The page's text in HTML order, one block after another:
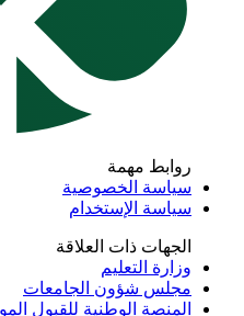
روابط مهمة
سياسة الخصوصية
سياسة الإستخدام
الجهات ذات العلاقة
وزارة التعليم
مجلس شؤون الجامعات
المنصة الوطنية للقبول